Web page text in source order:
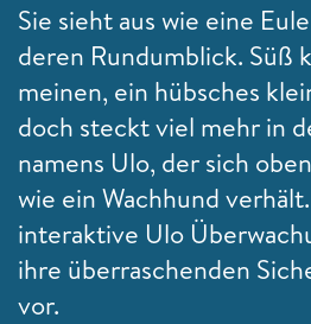
Sie sieht aus wie eine
deren Rundumblick. Süß
meinen, ein hübsches
doch steckt viel mehr in
namens Ulo, der sich
wie ein Wachhund
interaktive Ulo
ihre überraschenden
vor.